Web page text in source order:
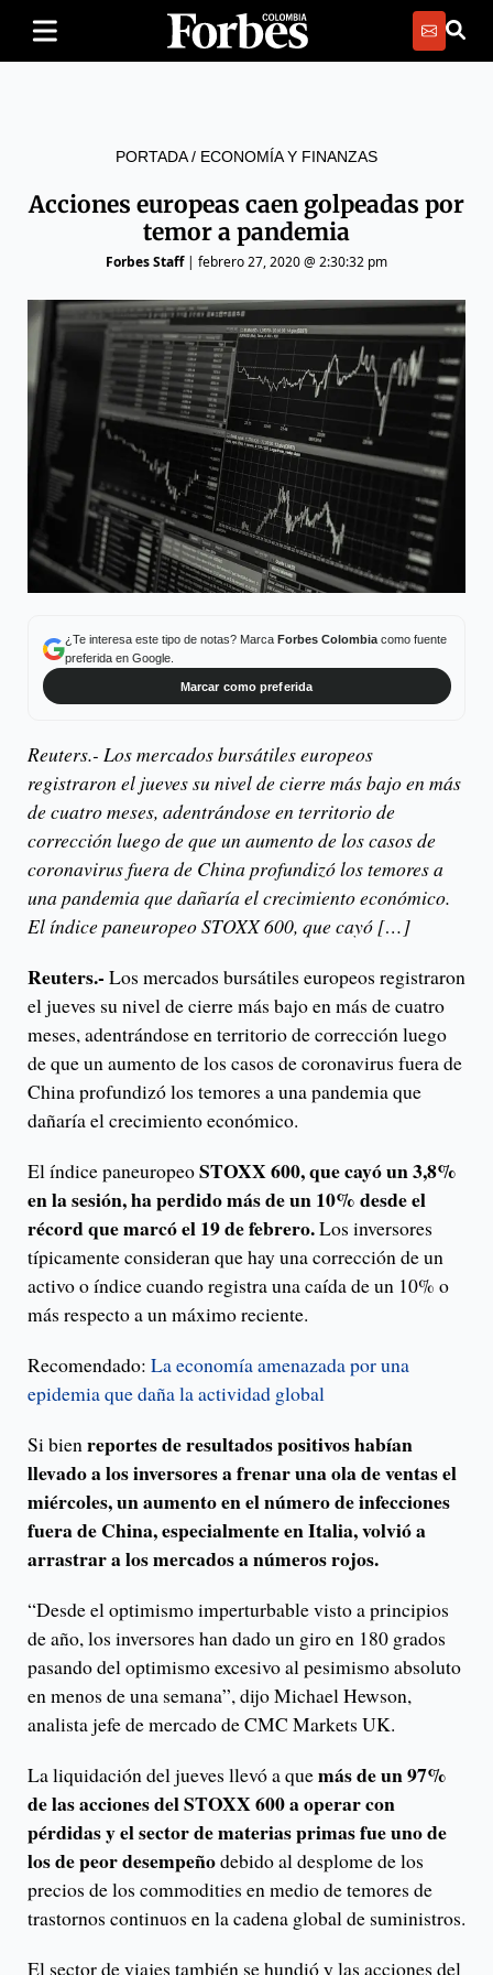
PORTADA/ ECONOMÍA Y FINANZAS
Acciones europeas caen golpeadas por
temor a pandemia
Forbes Staff| febrero 27, 2020 @ 2:30:32 pm
¿Te interesa este tipo de notas? Marca Forbes Colombiacomo fuente
preferida en Google.
Marcar como preferida
Reuters.- Los mercados bursátiles europeos
registraron el jueves su nivel de cierre más bajo en más
de cuatro meses, adentrándose en territorio de
corrección luego de que un aumento de los casos de
coronavirus fuera de China profundizó los temores a
una pandemia que dañaría el crecimiento económico.
El índice paneuropeo STOXX 600, que cayó […]
Reuters.- Los mercados bursátiles europeos registraron
el jueves su nivel de cierre más bajo en más de cuatro
meses, adentrándose en territorio de corrección luego
de que un aumento de los casos de coronavirus fuera de
China profundizó los temores a una pandemia que
dañaría el crecimiento económico.
El índice paneuropeoSTOXX 600, que cayó un 3,8%
en la sesión, ha perdido más de un 10% desde el
récord que marcó el 19 de febrero.Los inversores
típicamente consideran que hay una corrección de un
activo o índice cuando registra una caída de un 10% o
más respecto a un máximo reciente.
Recomendado: La economía amenazada por una
epidemia que daña la actividad global
Si bienreportes de resultados positivos habían
llevado a los inversores a frenar una ola de ventas el
miércoles, un aumento en el número de infecciones
fuera de China, especialmente en Italia, volvió a
arrastrar a los mercados a números rojos.
“Desde el optimismo imperturbable visto a principios
de año, los inversores han dado un giro en 180 grados
pasando del optimismo excesivo al pesimismo absoluto
en menos de una semana”, dijo Michael Hewson,
analista jefe de mercado de CMC Markets UK.
La liquidación del jueves llevó a quemás de un 97%
de las acciones del STOXX 600 a operar con
pérdidas y el sector de materias primas fue uno de
los de peor desempeñodebido al desplome de los
precios de los commodities en medio de temores de
trastornos continuos en la cadena global de suministros.
El sector de viajes también se hundió y las acciones del